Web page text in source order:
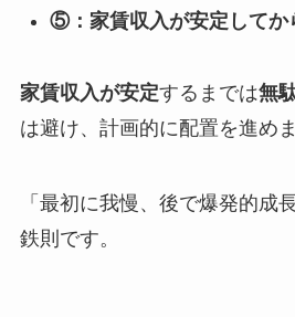
⑤：家賃収入が安定してか
家賃収入が安定するまでは無
は避け、計画的に配置を進め
「最初に我慢、後で爆発的成
鉄則です。